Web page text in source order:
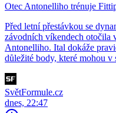
Otec Antonelliho trénuje
Před letní přestávkou se
závodních víkendech otočila
Antonelliho. Ital dokáže
důležité body, které mohou v
SvětFormule.cz
dnes, 22:47